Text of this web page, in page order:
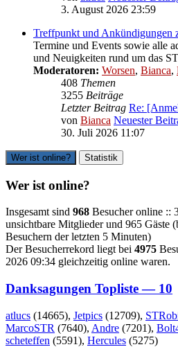
3. August 2026 23:59
Treffpunkt und Ankündigungen
Termine und Events sowie alle
und Neuigkeiten rund um das
Moderatoren: Worsen, Bianca,
408 Themen
3255 Beiträge
Letzter Beitrag Re:
von Bianca Neuester
30. Juli 2026 11:07
Wer ist online? Statistik
Wer ist online?
Insgesamt sind 968 Besucher online ::
unsichtbare Mitglieder und 965 Gäste
Besuchern der letzten 5 Minuten)
Der Besucherrekord liegt bei 4975
2026 09:34 gleichzeitig online waren.
Danksagungen Topliste — 10
atlucs (14665), Jetpics (12709),
MarcoSTR (7640), Andre (7201),
scheteffen (5591), Hercules (5275)